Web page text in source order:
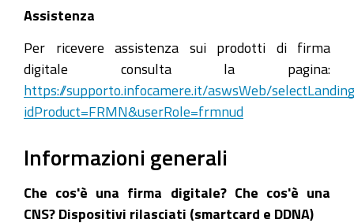
Assistenza
Per ricevere assistenza sui prodotti di firma
digitale consulta la pagina:
https://supporto.infocamere.it/aswsWeb/
idProduct=FRMN&userRole=frmnud
Informazioni generali
Che cos'è una firma digitale? Che cos'è una
CNS? Dispositivi rilasciati (smartcard e DDNA)